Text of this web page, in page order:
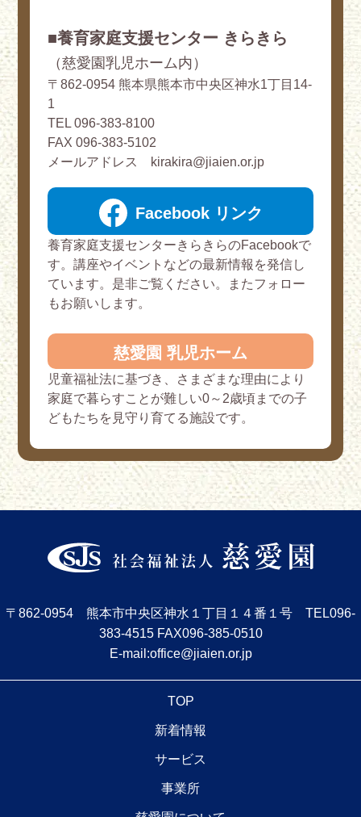
■養育家庭支援センター きらきら
（慈愛園乳児ホーム内）
〒862-0954 熊本県熊本市中央区神水1丁目14-
1
TEL 096-383-8100
FAX 096-383-5102
メールアドレス kirakira@jiaien.or.jp
Facebook リンク
養育家庭支援センターきらきらのFacebookで
す。講座やイベントなどの最新情報を発信し
ています。是非ご覧ください。またフォロー
もお願いします。
慈愛園 乳児ホーム
児童福祉法に基づき、さまざまな理由により
家庭で暮らすことが難しい0～2歳頃までの子
どもたちを見守り育てる施設です。
〒862-0954 熊本市中央区神水１丁目１４番１号 TEL096-
383-4515FAX096-385-0510
E-mail:office@jiaien.or.jp
TOP
新着情報
サービス
事業所